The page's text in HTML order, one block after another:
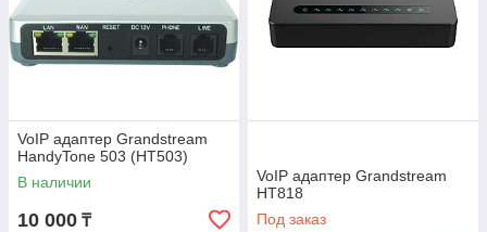
VoIP адаптер Grandstream
HandyTone 503 (HT503)
В наличии
10 000 ₸
VoIP адаптер Grandstream
HT818
Под заказ